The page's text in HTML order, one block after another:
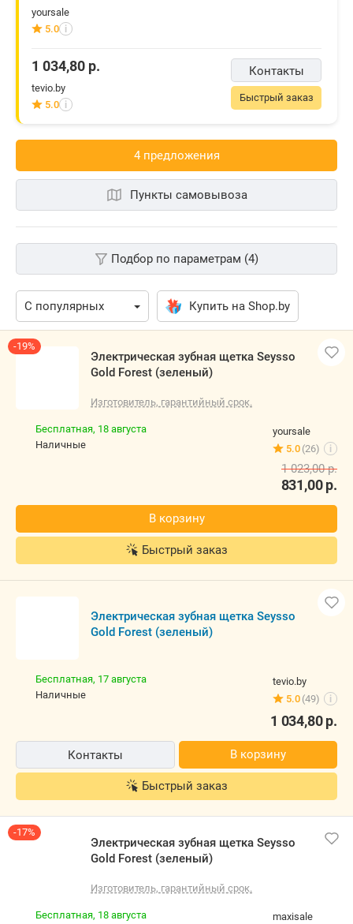
yoursale
5.0 i
Контакты
Быстрый заказ
1 034,80 р.
tevio.by
5.0 i
4 предложения
Пункты самовывоза
Подбор по параметрам (4)
Купить на Shop.by
-19%
Электрическая зубная щетка Seysso
Gold Forest (зеленый)
Изготовитель, гарантийный срок.
yoursale
5.0 (26) i
Бесплатная, 18 августа
наличные
831,00р.
1 023,00р.
В корзину
Быстрый заказ
Электрическая зубная щетка Seysso
Gold Forest (зеленый)
tevio.by
5.0 (49) i
Бесплатная, 17 августа
наличные
1 034,80р.
Контакты В корзину
Быстрый заказ
-17%
Электрическая зубная щетка Seysso
Gold Forest (зеленый)
Изготовитель, гарантийный срок.
maxisale
Бесплатная, 18 августа